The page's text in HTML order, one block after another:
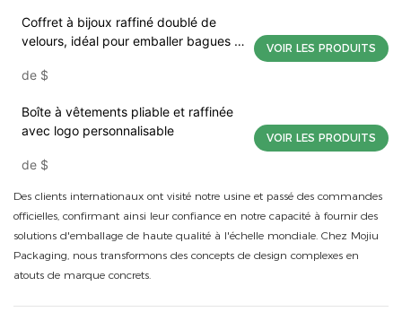
de commande
Coffret à bijoux raffiné doublé de
velours, idéal pour emballer bagues et
de $
VOIR LES PRODUITS
Boîte à vêtements pliable et raffinée
avec logo personnalisable
de $
VOIR LES PRODUITS
Des clients internationaux ont visité notre usine et passé des commandes
officielles, confirmant ainsi leur confiance en notre capacité à fournir des
solutions d'emballage de haute qualité à l'échelle mondiale. Chez Mojiu
Packaging, nous transformons des concepts de design complexes en
atouts de marque concrets.